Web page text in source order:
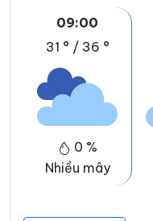
09:00
31 ° / 36 °
0 %
Nhiều mây